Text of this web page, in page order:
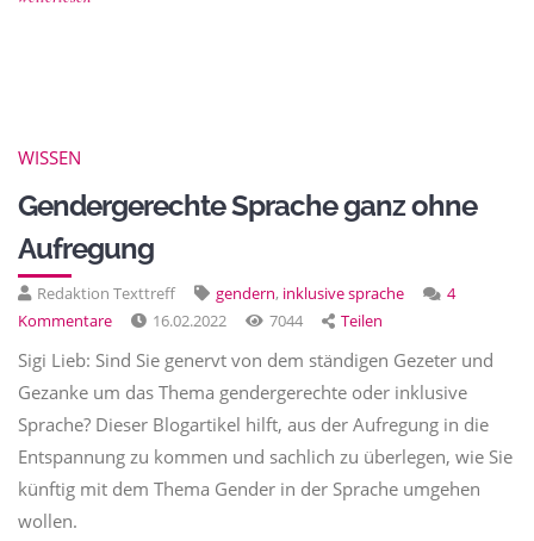
WISSEN
Gendergerechte Sprache ganz ohne
Aufregung
Redaktion Texttreff gendern, inklusive sprache
4
Kommentare
16.02.2022 7044 Teilen
Sigi Lieb: Sind Sie genervt von dem ständigen Gezeter und
Gezanke um das Thema gendergerechte oder inklusive
Sprache? Dieser Blogartikel hilft, aus der Aufregung in die
Entspannung zu kommen und sachlich zu überlegen, wie Sie
künftig mit dem Thema Gender in der Sprache umgehen
wollen.